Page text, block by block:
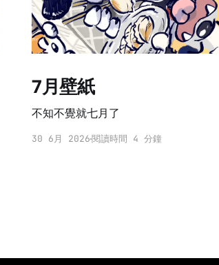
7月壁紙
不知不覺就七月了
30 6月 2026閱讀時間 4 分鐘